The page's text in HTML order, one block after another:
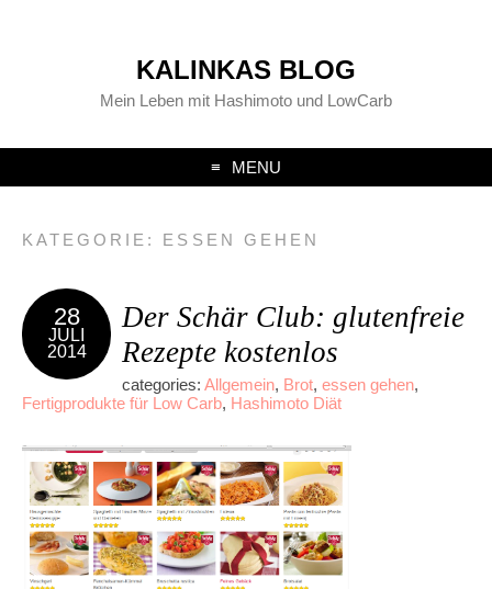
KALINKAS BLOG
Mein Leben mit Hashimoto und LowCarb
MENU
KATEGORIE: ESSEN GEHEN
28
JULI
2014
Der Schär Club: glutenfreie
Rezepte kostenlos
categories: Allgemein, Brot, essen gehen,
Fertigprodukte für Low Carb, Hashimoto Diät